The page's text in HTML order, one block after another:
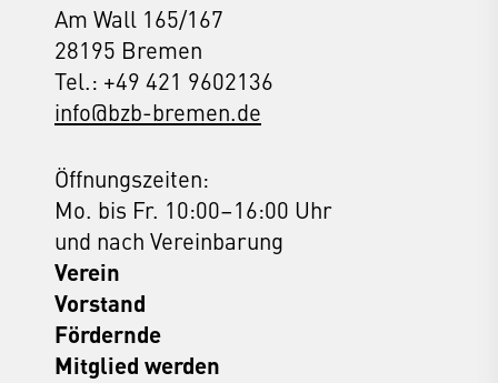
Am Wall 165/167
28195 Bremen
Tel.: +49 421 9602136
info@bzb-bremen.de
Öffnungszeiten:
Mo. bis Fr. 10:00–16:00 Uhr
und nach Vereinbarung
Verein
Vorstand
Fördernde
Mitglied werden